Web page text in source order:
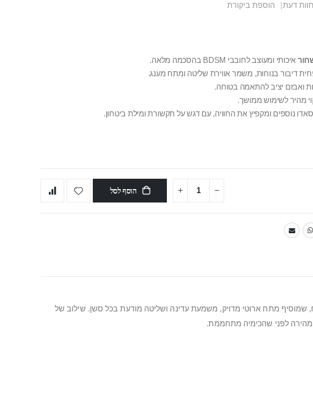
חוות דעת הוספת ביקורת
איכותי ומעוצב לחובבי BDSM בהסכמה מלאה.
דיבור בנוחות, משמר אווירת שליטה ומתח מענג.
ואבזם יציב להתאמה בטוחה.
מהיר לשימוש ממושך.
נוספים ומקפיץ את החוויה, עם דגש על תקשורת ומילת ביטחון.
הוסף לסל
שמוסיף מתח ארוטי מדויק, משמעת עדינה ושליטה מודעת בכל סשן. שילוב של
מהירה לפני שהכימיה מתחממת.